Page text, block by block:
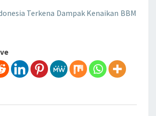
Terkena Dampak Kenaikan BBM